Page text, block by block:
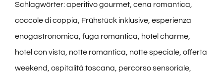
Schlagwörter:aperitivo gourmet, cena romantica,
coccole di coppia, Frühstück inklusive, esperienza
enogastronomica, fuga romantica, hotel charme,
hotel con vista, notte romantica, notte speciale, offerta
weekend, ospitalità toscana, percorso sensoriale,